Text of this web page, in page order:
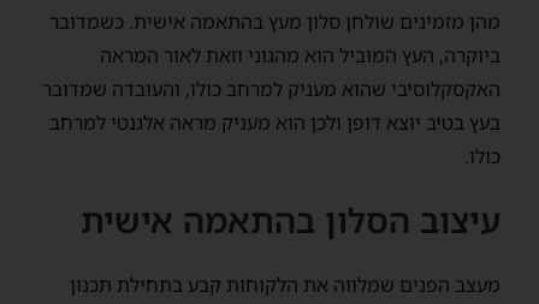
מהן מזמינים שולחן סלון מעץ בהתאמה אישית. כשמדובר
ביוקרה, העץ המוביל הוא מהגוני וזאת לאור המראה
האקסקלוסיבי שהוא מעניק למרחב כולו, והעובדה שמדובר
בעץ בטיב יוצא דופן ולכן הוא מעניק מראה אלגנטי למרחב
כולו.
עיצוב הסלון בהתאמה אישית
מעצב הפנים שמלווה את הלקוחות קבע בתחילת תכנון